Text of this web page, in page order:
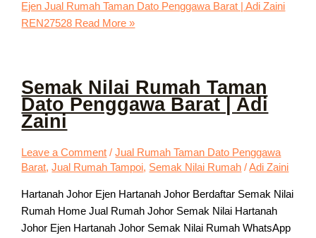
Ejen Jual Rumah Taman Dato Penggawa Barat | Adi Zaini
REN27528 Read More »
Semak Nilai Rumah Taman
Dato Penggawa Barat | Adi
Zaini
Leave a Comment /Jual Rumah Taman Dato Penggawa
Barat,Jual Rumah Tampoi, Semak Nilai Rumah /Adi Zaini
Hartanah Johor Ejen Hartanah Johor Berdaftar Semak Nilai
Rumah Home Jual Rumah Johor Semak Nilai Hartanah
Johor Ejen Hartanah Johor Semak Nilai Rumah WhatsApp